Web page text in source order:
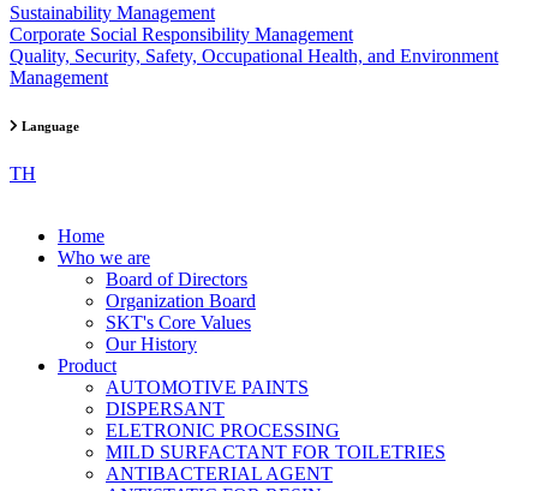
Sustainability Management
Corporate Social Responsibility Management
Quality, Security, Safety, Occupational Health, and Environment
Management
Language
TH
Home
Who we are
Board of Directors
Organization Board
SKT's Core Values
Our History
Product
AUTOMOTIVE PAINTS
DISPERSANT
ELETRONIC PROCESSING
MILD SURFACTANT FOR TOILETRIES
ANTIBACTERIAL AGENT